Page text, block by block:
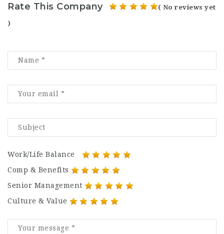
Rate This Company ( No reviews yet
)
Work/Life Balance
Comp & Benefits
Senior Management
Culture & Value